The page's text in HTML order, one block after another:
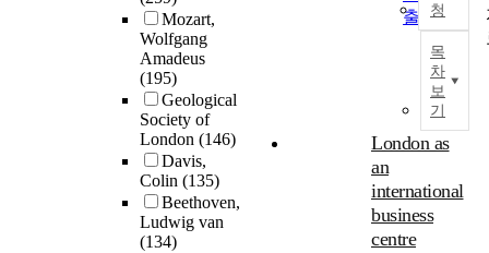
Mozart,
Wolfgang
Amadeus
(195)
Geological
Society of
London (146)
Davis,
Colin (135)
Beethoven,
Ludwig van
(134)
출력청
목
차
보
기
London as
an
international
business
centre